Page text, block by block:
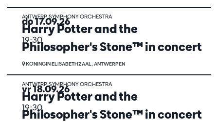
do 17.09.26
19:30
ANTWERP SYMPHONY ORCHESTRA
Harry Potter and the
Philosopher's Stone™ in concert
KONINGIN ELISABETHZAAL, ANTWERPEN
vr 18.09.26
19:30
ANTWERP SYMPHONY ORCHESTRA
Harry Potter and the
Philosopher's Stone™ in concert